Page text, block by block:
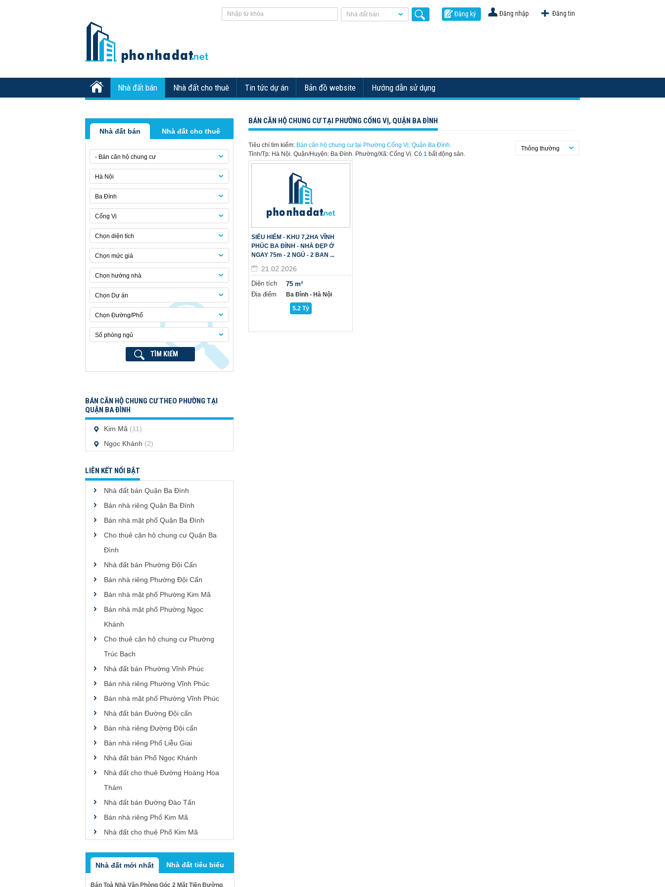
Đăng tin
Đăng nhập
Đăng ký
Nhà đất bán
Nhà đất bán Nhà đất cho thuê Tin tức dự án Bản đồ website Hướng dẫn sử dụng
Nhà đất bán Nhà đất cho thuê
- Bán căn hộ chung cư
Hà Nội
Ba Đình
Cống Vị
Chọn diện tích
Chọn mức giá
Chọn hướng nhà
Chọn Dự án
Chọn Đường/Phố
Số phòng ngủ
TÌM KIẾM
BÁN CĂN HỘ CHUNG CƯ THEO PHƯỜNG TẠI
QUẬN BA ĐÌNH
Kim Mã (11)
Ngọc Khánh (2)
LIÊN KẾT NỔI BẬT
Nhà đất bán Quận Ba Đình
Bán nhà riêng Quận Ba Đình
Bán nhà mặt phố Quận Ba Đình
Cho thuê căn hộ chung cư Quận Ba
Đình
Nhà đất bán Phường Đội Cấn
Bán nhà riêng Phường Đội Cấn
Bán nhà mặt phố Phường Kim Mã
Bán nhà mặt phố Phường Ngọc
Khánh
Cho thuê căn hộ chung cư Phường
Trúc Bạch
Nhà đất bán Phường Vĩnh Phúc
Bán nhà riêng Phường Vĩnh Phúc
Bán nhà mặt phố Phường Vĩnh Phúc
Nhà đất bán Đường Đội cấn
Bán nhà riêng Đường Đội cấn
Bán nhà riêng Phố Liễu Giai
Nhà đất bán Phố Ngọc Khánh
Nhà đất cho thuê Đường Hoàng Hoa
Thám
Nhà đất bán Đường Đào Tấn
Bán nhà riêng Phố Kim Mã
Nhà đất cho thuê Phố Kim Mã
Nhà đất mới nhất Nhà đất tiêu biểu
Bán Toà Nhà Văn Phòng Góc 2 Mặt Tiền Đường
BÁN CĂN HỘ CHUNG CƯ TẠI PHƯỜNG CỐNG VỊ, QUẬN BA ĐÌNH
Tiêu chí tìm kiếm: Bán căn hộ chung cư tại Phường Cống Vị, Quận Ba Đình.
Tỉnh/Tp: Hà Nội. Quận/Huyện: Ba Đình. Phường/Xã: Cống Vị. Có 1 bất động sản.
Thông thường
SIÊU HIẾM - KHU 7,2HA VĨNH
PHÚC BA ĐÌNH - NHÀ ĐẸP Ở
NGAY 75m - 2 NGỦ - 2 BAN ...
21.02.2026
Diện tích
Địa điểm
75 m²
Ba Đình - Hà Nội
5.2 Tỷ